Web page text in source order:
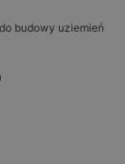
budowy uziemień